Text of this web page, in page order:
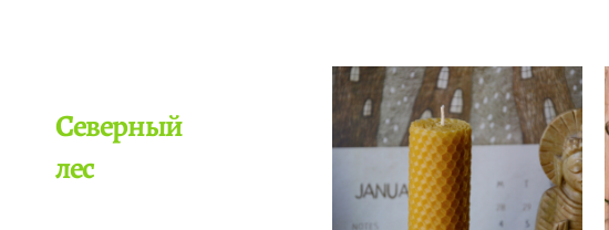
Северный
лес